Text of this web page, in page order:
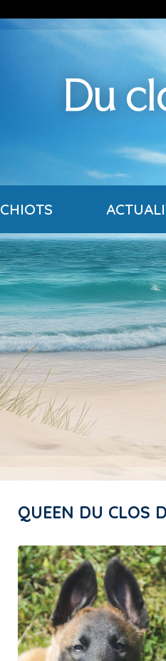
Du
CHIOTS
QUEEN DU CLOS